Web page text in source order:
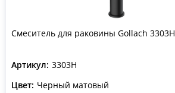
Смеситель для раковины Gollach 3303H
Артикул: 3303H
Цвет: Черный матовый